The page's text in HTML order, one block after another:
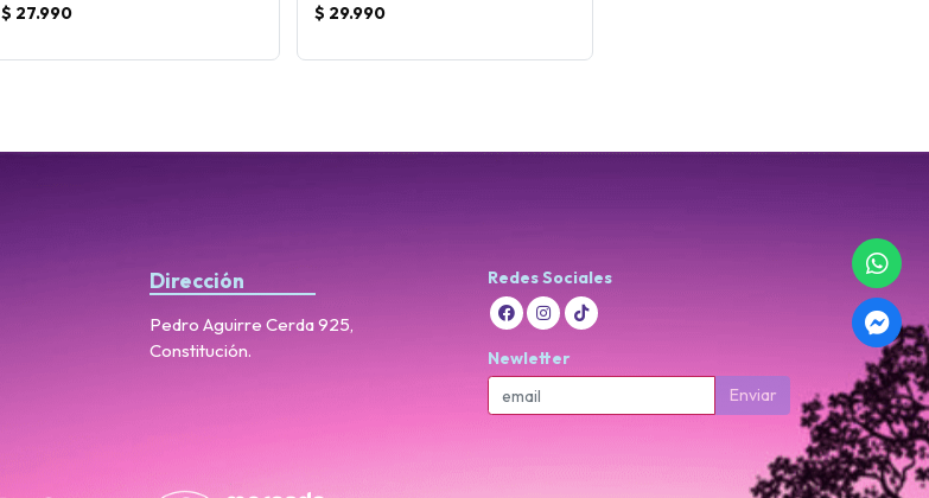
$ 27.990 $ 29.990
Dirección
Pedro Aguirre Cerda 925,
Constitución.
Redes Sociales
Newletter
Enviar